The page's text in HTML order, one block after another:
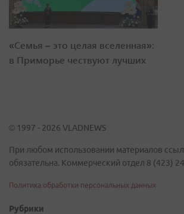
«Семья – это целая вселенная»:
в Приморье чествуют лучших
© 1997 - 2026 VLADNEWS
При любом использовании материалов
обязательна. Коммерческий отдел 8 (423)
Политика обработки персональных данных
Рубрики